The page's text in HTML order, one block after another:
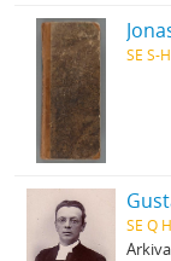
SE S-
SE Q